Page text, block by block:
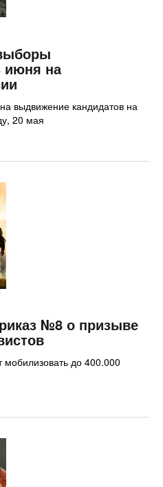
июня на
выдвижение кандидатов на
20 мая
№8 о призыве
до 400.000